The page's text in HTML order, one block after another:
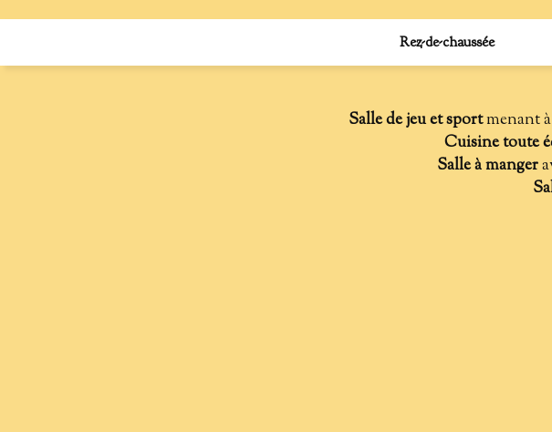
Rez-de-chaussée
Salle de jeu et sportmenant
Cuisine toute
Salle à manger